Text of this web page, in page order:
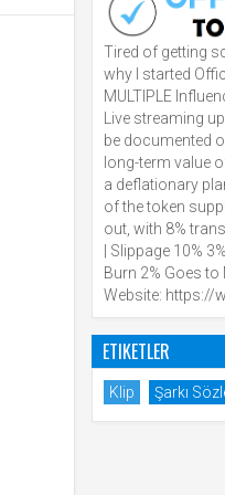
Tired of getting
why I started
MULTIPLE
Live streaming
be documented
long-term value
a deflationary
of the token
out, with 8%
| Slippage 10%
Burn 2% Goes to
Website: https://
ETIKETLER
Klip Şarkı